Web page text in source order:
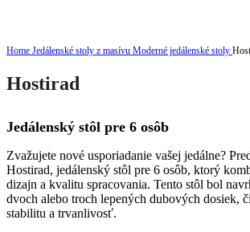
Home Jedálenské stoly z masívu Moderné jedálenské stoly
Hostirad
Jedálenský stôl pre 6 osôb
Zvažujete nové usporiadanie vašej jedálne?
Hostirad, jedálenský stôl pre 6 osôb, ktorý
dizajn a kvalitu spracovania. Tento stôl bol
dvoch alebo troch lepených dubových dosiek,
stabilitu a trvanlivosť.